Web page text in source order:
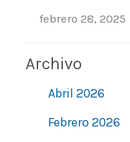
febrero 28, 2025
Archivo
Abril 2026
Febrero 2026